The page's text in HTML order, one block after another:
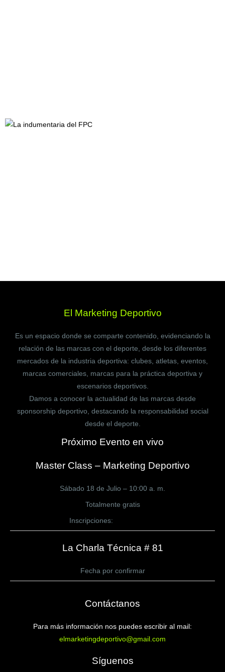
El Marketing Deportivo
Es un espacio donde se comparte contenido, evidenciando la
relación de las marcas con el deporte, desde los diferentes
mercados de la industria deportiva: clubes, atletas, eventos,
marcas comerciales, marcas para la práctica deportiva y
escenarios deportivos.
Damos a conocer la actualidad de las marcas desde
sponsorship deportivo, destacando la responsabilidad social
desde el deporte.
Próximo Evento en vivo
Master Class – Marketing Deportivo
Sábado 18 de Julio – 10:00 a. m.
Totalmente gratis
Inscripciones:
La Charla Técnica # 81
Fecha por confirmar
Contáctanos
Para más información nos puedes escribir al mail:
elmarketingdeportivo@gmail.com
Síguenos